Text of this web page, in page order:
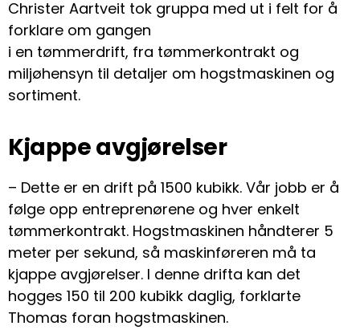
Christer Aartveit tok gruppa med ut i felt for å
forklare om gangen
i en tømmerdrift, fra tømmerkontrakt og
miljøhensyn til detaljer om hogstmaskinen og
sortiment.
Kjappe avgjørelser
– Dette er en drift på 1500 kubikk. Vår jobb er å
følge opp entreprenørene og hver enkelt
tømmerkontrakt. Hogstmaskinen håndterer 5
meter per sekund, så maskinføreren må ta
kjappe avgjørelser. I denne drifta kan det
hogges 150 til 200 kubikk daglig, forklarte
Thomas foran hogstmaskinen.